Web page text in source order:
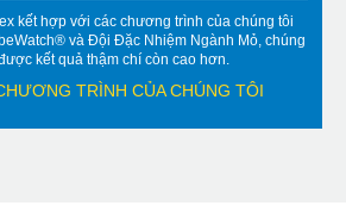
kết hợp với các chương trình của chúng tôi
và Đội Đặc Nhiệm Ngành Mỏ, chúng
kết quả thậm chí còn cao hơn.
TRÌNH CỦA CHÚNG TÔI